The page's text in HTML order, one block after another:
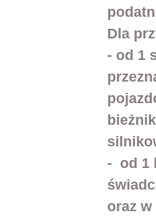
Dla
- od 1
-  od 1
oraz w